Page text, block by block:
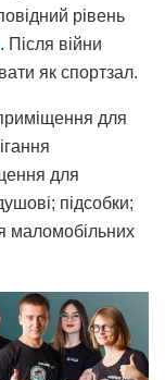
рівень
. Після війни
як спортзал.
для
для
підсобки;
маломобільних